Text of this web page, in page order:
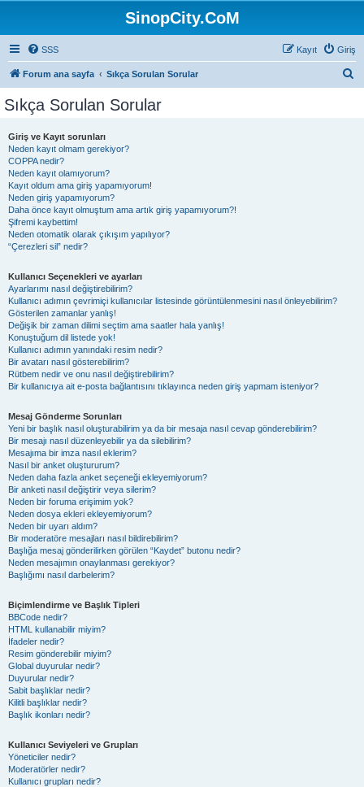
SinopCity.CoM
SSS Giriş
Kayıt
Forum ana sayfa Sıkça Sorulan Sorular
Sıkça Sorulan Sorular
Giriş ve Kayıt sorunları
Neden kayıt olmam gerekiyor?
COPPA nedir?
Neden kayıt olamıyorum?
Kayıt oldum ama giriş yapamıyorum!
Neden giriş yapamıyorum?
Daha önce kayıt olmuştum ama artık giriş yapamıyorum?!
Şifremi kaybettim!
Neden otomatik olarak çıkışım yapılıyor?
“Çerezleri sil” nedir?
Kullanıcı Seçenekleri ve ayarları
Ayarlarımı nasıl değiştirebilirim?
Kullanıcı adımın çevrimiçi kullanıcılar listesinde görüntülenmesini nasıl önleyebilirim?
Gösterilen zamanlar yanlış!
Değişik bir zaman dilimi seçtim ama saatler hala yanlış!
Konuştuğum dil listede yok!
Kullanıcı adımın yanındaki resim nedir?
Bir avatarı nasıl gösterebilirim?
Rütbem nedir ve onu nasıl değiştirebilirim?
Bir kullanıcıya ait e-posta bağlantısını tıklayınca neden giriş yapmam isteniyor?
Mesaj Gönderme Sorunları
Yeni bir başlık nasıl oluşturabilirim ya da bir mesaja nasıl cevap gönderebilirim?
Bir mesajı nasıl düzenleyebilir ya da silebilirim?
Mesajıma bir imza nasıl eklerim?
Nasıl bir anket oluştururum?
Neden daha fazla anket seçeneği ekleyemiyorum?
Bir anketi nasıl değiştirir veya silerim?
Neden bir foruma erişimim yok?
Neden dosya ekleri ekleyemiyorum?
Neden bir uyarı aldım?
Bir moderatöre mesajları nasıl bildirebilirim?
Başlığa mesaj gönderilirken görülen “Kaydet” butonu nedir?
Neden mesajımın onaylanması gerekiyor?
Başlığımı nasıl darbelerim?
Biçimlendirme ve Başlık Tipleri
BBCode nedir?
HTML kullanabilir miyim?
İfadeler nedir?
Resim gönderebilir miyim?
Global duyurular nedir?
Duyurular nedir?
Sabit başlıklar nedir?
Kilitli başlıklar nedir?
Başlık ikonları nedir?
Kullanıcı Seviyeleri ve Grupları
Yöneticiler nedir?
Moderatörler nedir?
Kullanıcı grupları nedir?